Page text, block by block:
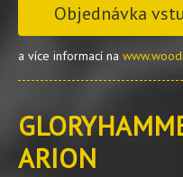
Objednávka
a více informací na
ARION